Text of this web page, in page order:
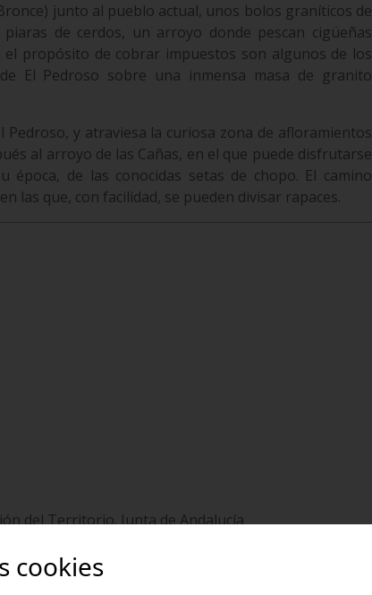
junto al pueblo actual, unos bolos graníticos de
de cerdos, un arroyo donde pescan cigüeñas
propósito de cobrar impuestos son algunos de los
El Pedroso sobre una inmensa masa de granito
y atraviesa la curiosa zona de afloramientos
al arroyo de las Cañas, en el que puede disfrutarse
de las conocidas setas de chopo. El camino
las que, con facilidad, se pueden divisar rapaces.
del Territorio. Junta de Andalucía
cookies